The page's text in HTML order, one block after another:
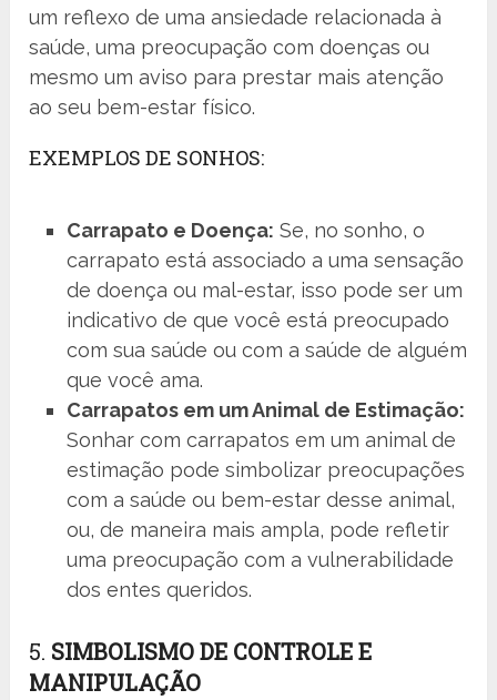
um reflexo de uma ansiedade relacionada à
saúde, uma preocupação com doenças ou
mesmo um aviso para prestar mais atenção
ao seu bem-estar físico.
EXEMPLOS DE SONHOS:
Carrapato e Doença: Se, no sonho, o
carrapato está associado a uma sensação
de doença ou mal-estar, isso pode ser um
indicativo de que você está preocupado
com sua saúde ou com a saúde de alguém
que você ama.
Carrapatos em um Animal de Estimação:
Sonhar com carrapatos em um animal de
estimação pode simbolizar preocupações
com a saúde ou bem-estar desse animal,
ou, de maneira mais ampla, pode refletir
uma preocupação com a vulnerabilidade
dos entes queridos.
5. SIMBOLISMO DE CONTROLE E
MANIPULAÇÃO